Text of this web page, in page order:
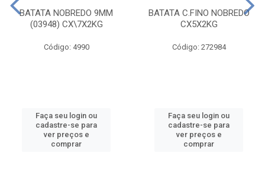
BATATA NOBREDO 9MM
(03948) CX\7X2KG
Código: 4990
Faça seu login ou
cadastre-se para
ver preços e
comprar
BATATA C.FINO NOBREDO
CX5X2KG
Código: 272984
Faça seu login ou
cadastre-se para
ver preços e
comprar